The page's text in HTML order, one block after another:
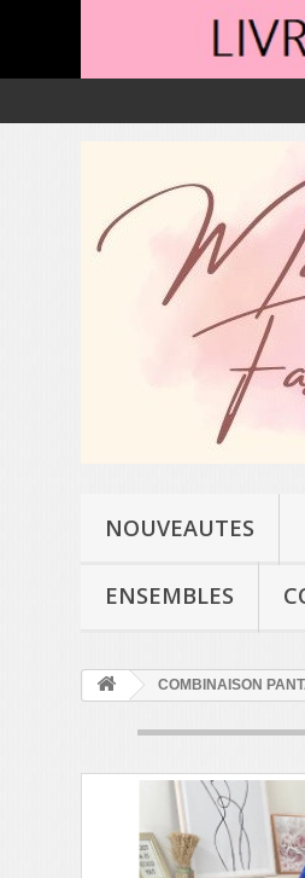
NOUVEAUTES
ENSEMBLES
COMBINAISON